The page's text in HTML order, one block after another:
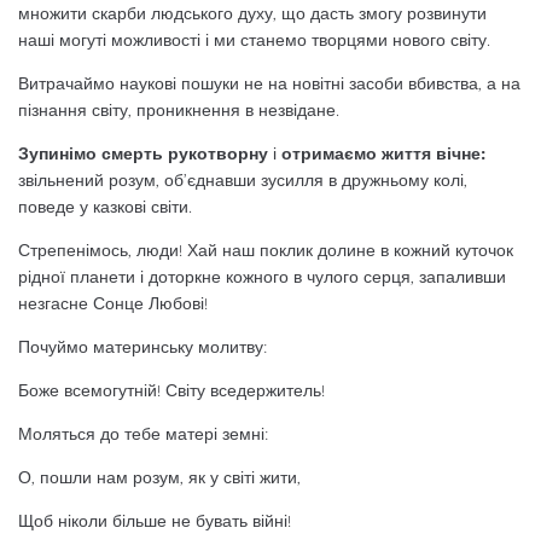
множити скарби людського духу, що дасть змогу розвинути
наші могуті можливості і ми станемо творцями нового світу.
Витрачаймо наукові пошуки не на новітні засоби вбивства, а на
пізнання світу, проникнення в незвідане.
Зупинімо смерть рукотворну і отримаємо життя вічне:
звільнений розум, об’єднавши зусилля в дружньому колі,
поведе у казкові світи.
Стрепенімось, люди! Хай наш поклик долине в кожний куточок
рідної планети і доторкне кожного в чулого серця, запаливши
незгасне Сонце Любові!
Почуймо материнську молитву:
Боже всемогутній! Світу вседержитель!
Моляться до тебе матері земні:
О, пошли нам розум, як у світі жити,
Щоб ніколи більше не бувать війні!